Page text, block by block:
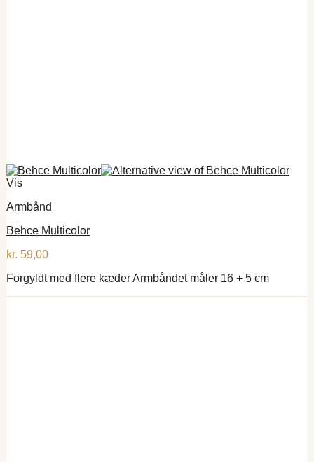
Vis
Armbånd
Behce Multicolor
kr. 59,00
Forgyldt med flere kæder Armbåndet måler 16 + 5 cm